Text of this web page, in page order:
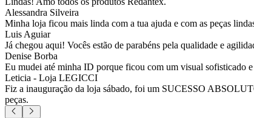
Alessandra Silveira
Minha loja ficou mais linda com a tua ajuda e com as peças
Luis Aguiar
Já chegou aqui! Vocês estão de parabéns pela qualidade e
Denise Borba
Eu mudei até minha ID porque ficou com um visual sofisticado
Leticia - Loja LEGICCI
Fiz a inauguração da loja sábado, foi um SUCESSO
peças.